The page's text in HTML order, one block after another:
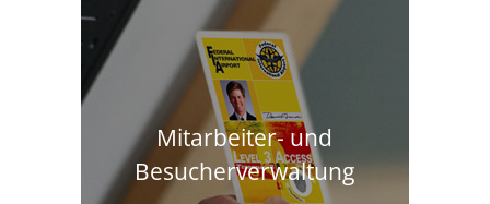
Mitarbeiter- und
Besucherverwaltung